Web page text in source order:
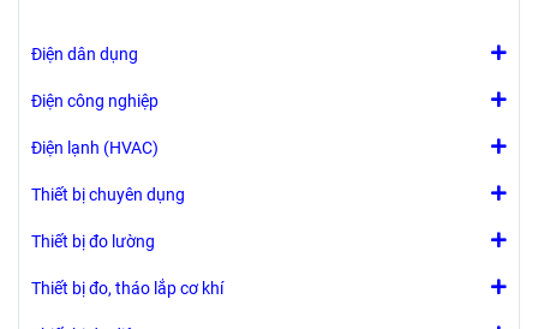
Điện dân dụng
Điện công nghiệp
Điện lạnh (HVAC)
Thiết bị chuyên dụng
Thiết bị đo lường
Thiết bị đo, tháo lắp cơ khí